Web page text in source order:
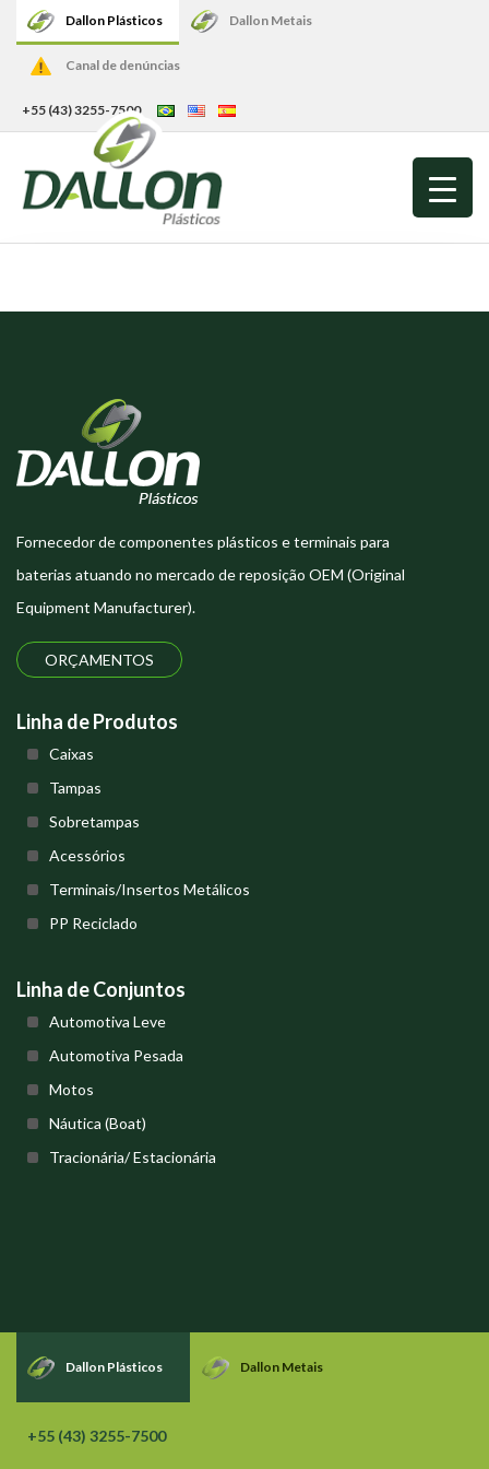
Dallon Plásticos Dallon Metais
Canal de denúncias
+55 (43) 3255-7500
Fornecedor de componentes plásticos e terminais para
baterias atuando no mercado de reposição OEM (Original
Equipment Manufacturer).
ORÇAMENTOS
Linha de Produtos
Caixas
Tampas
Sobretampas
Acessórios
Terminais/Insertos Metálicos
PP Reciclado
Linha de Conjuntos
Automotiva Leve
Automotiva Pesada
Motos
Náutica (Boat)
Tracionária/ Estacionária
Dallon Plásticos Dallon Metais
+55 (43) 3255-7500